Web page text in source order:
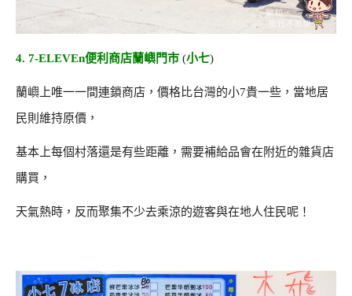
4. 7-ELEVEn便利商店蘭嶼門市 (小七)
蘭嶼上唯一一間連鎖商店，價格比台灣的小7貴一些，當地居
民則維持原價，
基本上每個村落還是有些距離，需要補給品會在附近的雜貨店
購買，
天氣熱時，反而聚集不少去乘涼的遊客與在地人住民呢！